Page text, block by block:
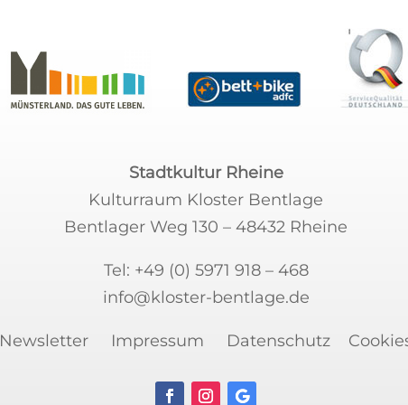
Stadtkultur Rheine
Kulturraum Kloster Bentlage
Bentlager Weg 130 – 48432 Rheine
Tel: +49 (0) 5971 918 – 468
info@kloster-bentlage.de
Newsletter Impressum Datenschutz